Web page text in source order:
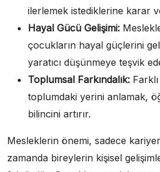
ilerlemek istediklerine karar
Hayal Gücü Gelişimi:
çocukların hayal güçlerini
yaratıcı düşünmeye teşvik
Toplumsal Farkındalık:
toplumdaki yerini anlamak,
bilincini artırır.
Mesleklerin önemi, sadece
zamanda bireylerin kişisel